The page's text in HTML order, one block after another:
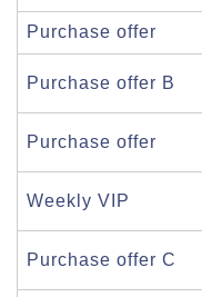
Purchase offer
Purchase offer B
Purchase offer
Weekly VIP
Purchase offer C